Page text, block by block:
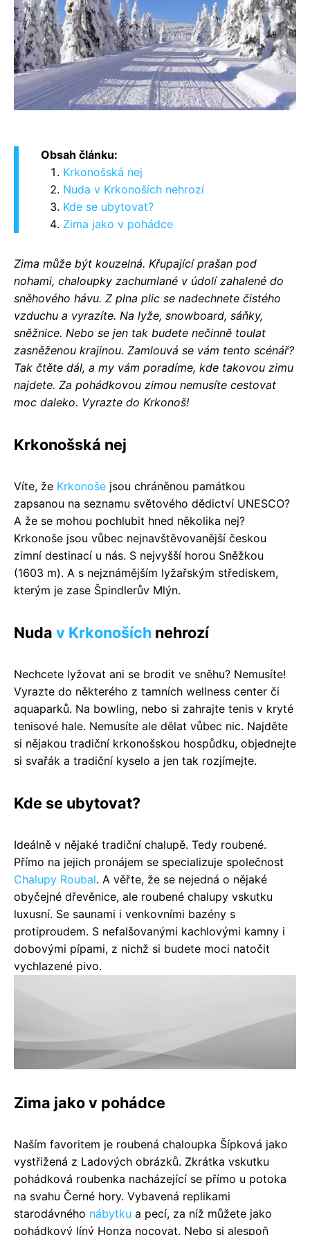
Obsah článku:
Krkonošská nej
Nuda v Krkonoších nehrozí
Kde se ubytovat?
Zima jako v pohádce
Zima může být kouzelná. Křupající prašan pod
nohami, chaloupky zachumlané v údolí zahalené do
sněhového hávu. Z plna plic se nadechnete čistého
vzduchu a vyrazíte. Na lyže, snowboard, sáňky,
sněžnice. Nebo se jen tak budete nečinně toulat
zasněženou krajinou. Zamlouvá se vám tento scénář?
Tak čtěte dál, a my vám poradíme, kde takovou zimu
najdete. Za pohádkovou zimou nemusíte cestovat
moc daleko. Vyrazte do Krkonoš!
Krkonošská nej
Víte, že Krkonoše jsou chráněnou památkou
zapsanou na seznamu světového dědictví UNESCO?
A že se mohou pochlubit hned několika nej?
Krkonoše jsou vůbec nejnavštěvovanější českou
zimní destinací u nás. S nejvyšší horou Sněžkou
(1603 m). A s nejznámějším lyžařským střediskem,
kterým je zase Špindlerův Mlýn.
Nuda v Krkonoších nehrozí
Nechcete lyžovat ani se brodit ve sněhu? Nemusíte!
Vyrazte do některého z tamních wellness center či
aquaparků. Na bowling, nebo si zahrajte tenis v kryté
tenisové hale. Nemusíte ale dělat vůbec nic. Najděte
si nějakou tradiční krkonošskou hospůdku, objednejte
si svařák a tradiční kyselo a jen tak rozjímejte.
Kde se ubytovat?
Ideálně v nějaké tradiční chalupě. Tedy roubené.
Přímo na jejich pronájem se specializuje společnost
Chalupy Roubal. A věřte, že se nejedná o nějaké
obyčejné dřevěnice, ale roubené chalupy vskutku
luxusní. Se saunami i venkovními bazény s
protiproudem. S nefalšovanými kachlovými kamny i
dobovými pípami, z nichž si budete moci natočit
vychlazené pivo.
Zima jako v pohádce
Naším favoritem je roubená chaloupka Šípková jako
vystřižená z Ladových obrázků. Zkrátka vskutku
pohádková roubenka nacházející se přímo u potoka
na svahu Černé hory. Vybavená replikami
starodávného nábytku a pecí, za níž můžete jako
pohádkový líný Honza nocovat. Nebo si alespoň